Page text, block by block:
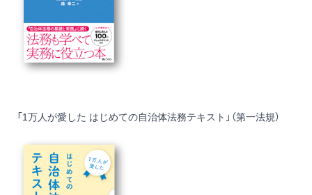
「1万人が愛した はじめての自治体法務テキスト」（第一法規）